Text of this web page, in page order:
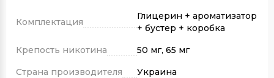
Комплектация
Глицерин + ароматизатор
+ бустер + коробка
Крепость никотина
50 мг, 65 мг
Страна производителя
Украина